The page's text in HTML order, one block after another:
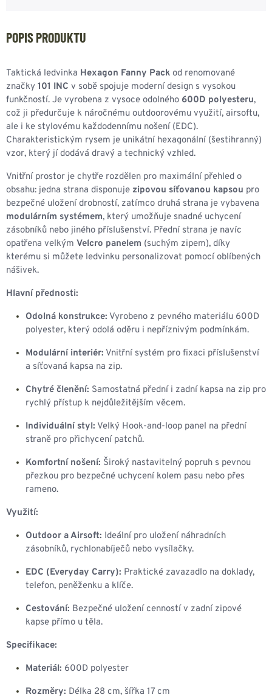
POPIS PRODUKTU
Taktická ledvinka Hexagon Fanny Pack od renomované
značky 101 INC v sobě spojuje moderní design s vysokou
funkčností. Je vyrobena z vysoce odolného 600D polyesteru,
což ji předurčuje k náročnému outdoorovému využití, airsoftu,
ale i ke stylovému každodennímu nošení (EDC).
Charakteristickým rysem je unikátní hexagonální (šestihranný)
vzor, který jí dodává dravý a technický vzhled.
Vnitřní prostor je chytře rozdělen pro maximální přehled o
obsahu: jedna strana disponuje zipovou síťovanou kapsou pro
bezpečné uložení drobností, zatímco druhá strana je vybavena
modulárním systémem, který umožňuje snadné uchycení
zásobníků nebo jiného příslušenství. Přední strana je navíc
opatřena velkým Velcro panelem (suchým zipem), díky
kterému si můžete ledvinku personalizovat pomocí oblíbených
nášivek.
Hlavní přednosti:
Odolná konstrukce: Vyrobeno z pevného materiálu 600D
polyester, který odolá oděru i nepříznivým podmínkám.
Modulární interiér: Vnitřní systém pro fixaci příslušenství
a síťovaná kapsa na zip.
Chytré členění: Samostatná přední i zadní kapsa na zip pro
rychlý přístup k nejdůležitějším věcem.
Individuální styl: Velký Hook-and-loop panel na přední
straně pro přichycení patchů.
Komfortní nošení: Široký nastavitelný popruh s pevnou
přezkou pro bezpečné uchycení kolem pasu nebo přes
rameno.
Využití:
Outdoor a Airsoft: Ideální pro uložení náhradních
zásobníků, rychlonabíječů nebo vysílačky.
EDC (Everyday Carry): Praktické zavazadlo na doklady,
telefon, peněženku a klíče.
Cestování: Bezpečné uložení cenností v zadní zipové
kapse přímo u těla.
Specifikace:
Materiál: 600D polyester
Rozměry: Délka 28 cm, šířka 17 cm